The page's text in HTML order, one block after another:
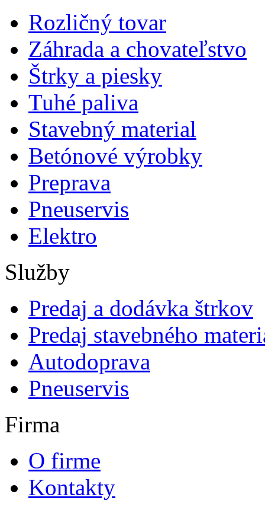
Rozličný tovar
Záhrada a chovateľstvo
Štrky a piesky
Tuhé paliva
Stavebný material
Betónové výrobky
Preprava
Pneuservis
Elektro
Služby
Predaj a dodávka štrkov
Predaj stavebného
Autodoprava
Pneuservis
Firma
O firme
Kontakty